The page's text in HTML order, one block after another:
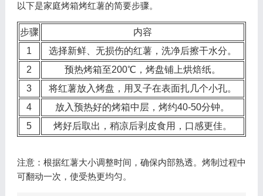
以下是家庭烤箱烤红薯的简要步骤。
步骤
内容
1
选择新鲜、无损伤的红薯，洗净后擦干水分。
2
预热烤箱至200℃，烤盘铺上烘焙纸。
3
将红薯放入烤盘，用叉子在表面扎几个小孔。
4
放入预热好的烤箱中层，烤约40-50分钟。
5
烤好后取出，稍凉后剥皮食用，口感更佳。
注意：根据红薯大小调整时间，确保内部熟透。烤制过程中
可翻动一次，使受热更均匀。